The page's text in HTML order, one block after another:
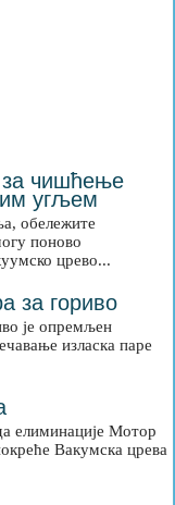
чишћење
угљем
обележите
поново
црево...
за гориво
је опремљен
изласка паре
елиминације Мотор
Вакумска црева